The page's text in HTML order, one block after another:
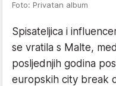
Foto: Privatan album
Spisateljica i
se vratila s Malte,
posljednjih godina
europskih city break